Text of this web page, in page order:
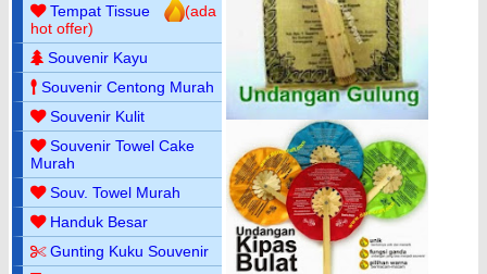
Tempat Tissue
(ada
hot offer)
Souvenir Kayu
Souvenir Centong Murah
Souvenir Kulit
Souvenir Towel Cake
Murah
Souv. Towel Murah
Handuk Besar
Gunting Kuku Souvenir